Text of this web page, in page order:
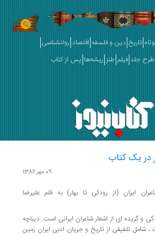
تاریخ دین و فلسفه اقتصاد روانشناسی
طرح جلد فیلم طنز ریشه‌ها پس از کتاب
در یک کتاب
09 مهر 1386
ایران (از رودکی تا بهار) به قلم علیرضا
و گزیده ای از اشعار شاعران ایرانی است. دیباچه
، شامل تلفیقی از تاریخ و جریان ادبی ایران زمین